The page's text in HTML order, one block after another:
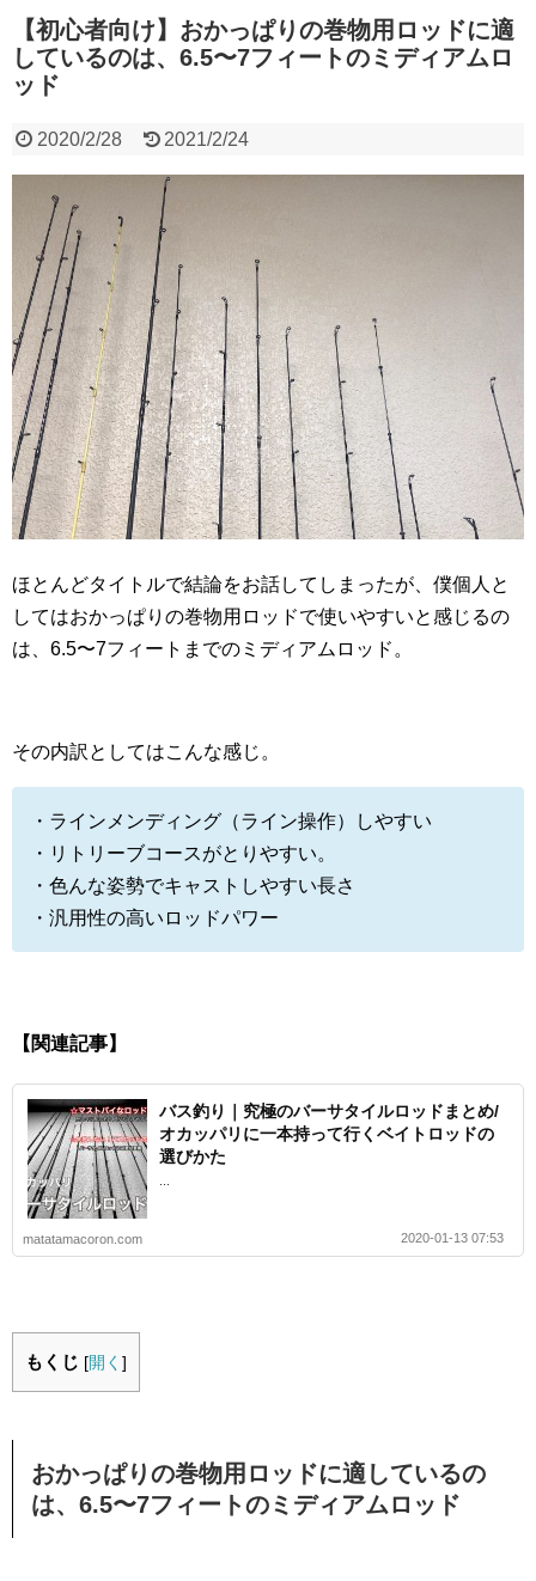
【初心者向け】おかっぱりの巻物用ロッドに適
しているのは、6.5〜7フィートのミディアムロ
ッド
2020/2/28 2021/2/24
ほとんどタイトルで結論をお話してしまったが、僕個人と
してはおかっぱりの巻物用ロッドで使いやすいと感じるの
は、6.5〜7フィートまでのミディアムロッド。
その内訳としてはこんな感じ。
・ラインメンディング（ライン操作）しやすい
・リトリーブコースがとりやすい。
・色んな姿勢でキャストしやすい長さ
・汎用性の高いロッドパワー
【関連記事】
バス釣り｜究極のバーサタイルロッドまとめ/
オカッパリに一本持って行くベイトロッドの
選びかた
matatamacoron.com 2020-01-13 07:53
もくじ [開く ]
おかっぱりの巻物用ロッドに適しているの
は、6.5〜7フィートのミディアムロッド